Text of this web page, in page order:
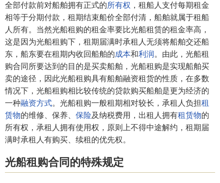
全部付款前对船舶拥有正式的所有权 ，租船人支付每期租金
相等于分期付款，租期结束船价全部付清，船舶就属于租船
人所有。当然光船租购的租金率要比光船租赁的租金率高，
这是因为光船租购下，租期届满时承租人无须将船舶交还船
东，船东要在租期内收回船舶的成本和利润 。由此，光船租
购合同所要达到的目的是买卖船舶，光船租购是实现船舶买
卖的途径，因此光船租购具有船舶融资租货的性质，在多数
情况下，光船租购相比较传统的贷款购买船舶是更为经济的
一种融资方式。光船租购一般租期相对较长，承租人负担租
赁物的维修、保养、 保险及纳税费用，出租人拥有租赁物的
所有权，承租人拥有使用权，原则上不得中途解约，租期届
满时承租人有购买、续租的优先权。
光船租购合同的特殊规定